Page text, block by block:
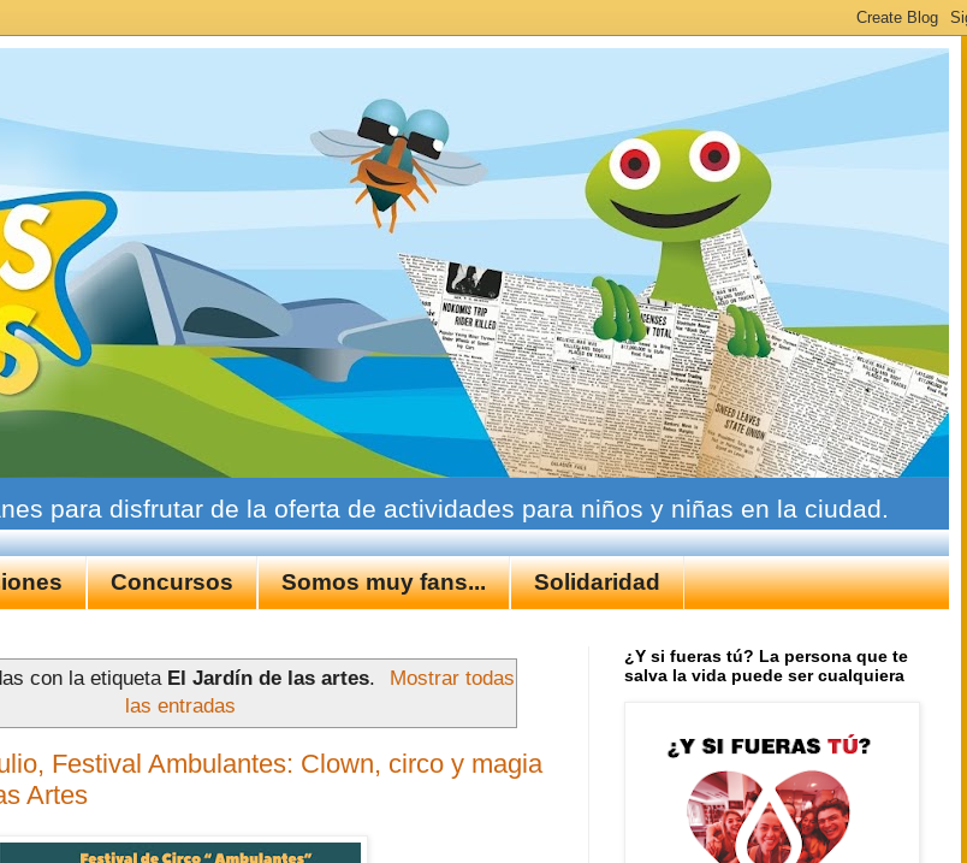
para disfrutar de la oferta de actividades para niños y niñas en la ciudad.
Concursos Somos muy fans... Solidaridad
con la etiqueta El Jardín de las artes.
Mostrar todas
las entradas
Festival Ambulantes: Clown, circo y magia
Artes
¿Y si fueras tú? La persona que te
salva la vida puede ser cualquiera